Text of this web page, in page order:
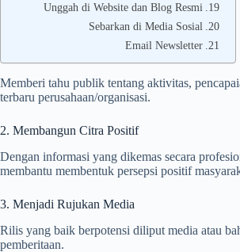
Unggah di Website dan Blog Resmi
Sebarkan di Media Sosial
Email Newsletter
Memberi tahu publik tentang aktivitas,
terbaru perusahaan/organisasi.
2. Membangun Citra Positif
Dengan informasi yang dikemas secara
membantu membentuk persepsi positif
3. Menjadi Rujukan Media
Rilis yang baik berpotensi diliput media atau
pemberitaan.